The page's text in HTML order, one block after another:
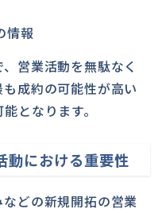
情報
営業活動を無駄なく
成約の可能性が高い
となります。
動における重要性
どの新規開拓の営業